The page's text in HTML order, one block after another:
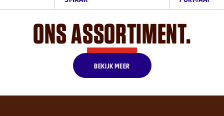
ONS ASSORTIMENT.
BEKIJK MEER